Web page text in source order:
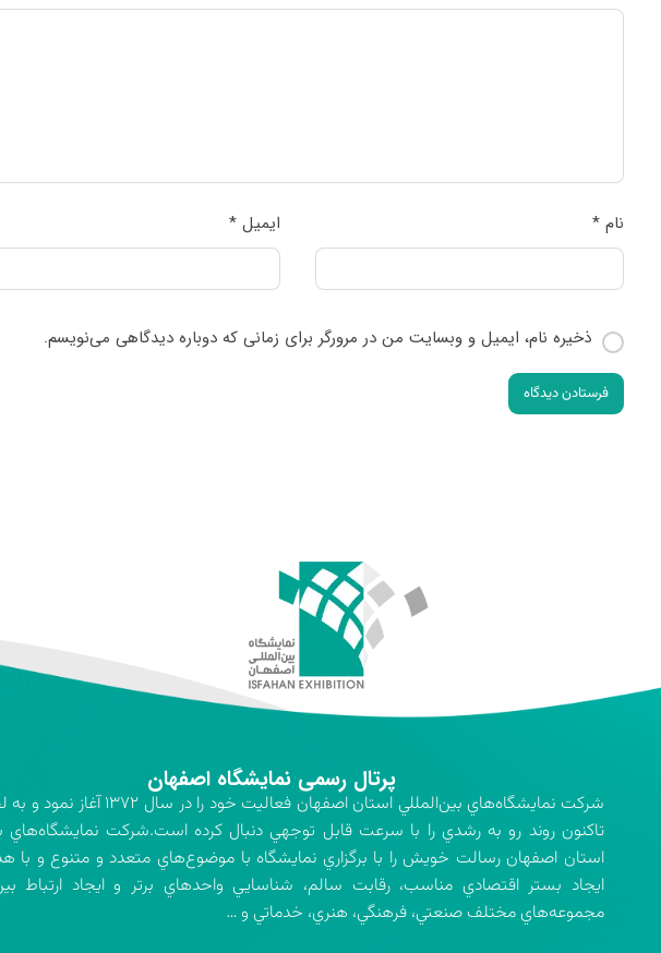
نام * ایمیل *
ذخیره نام، ایمیل و وبسایت من در مرورگر برای زمانی که دوباره دیدگاهی می‌نویسم.
فرستادن دیدگاه
پرتال رسمی نمایشگاه اصفهان
شركت نمايشگاه‌هاي بين‌المللي استان اصفهان فعاليت خود
تاكنون روند رو به رشدي را با سرعت قابل توجهي دنبال كرده است.شركت نمايشگاه‌هاي
استان اصفهان رسالت خويش را با برگزاري نمايشگاه با موضوع‌هاي متعدد و متنوع و با
ايجاد بستر اقتصادي مناسب، رقابت سالم، شناسايي واحدهاي برتر و ايجاد ارتباط
مجموعه‌هاي مختلف صنعتي، فرهنگي، هنري، خدماتي و …